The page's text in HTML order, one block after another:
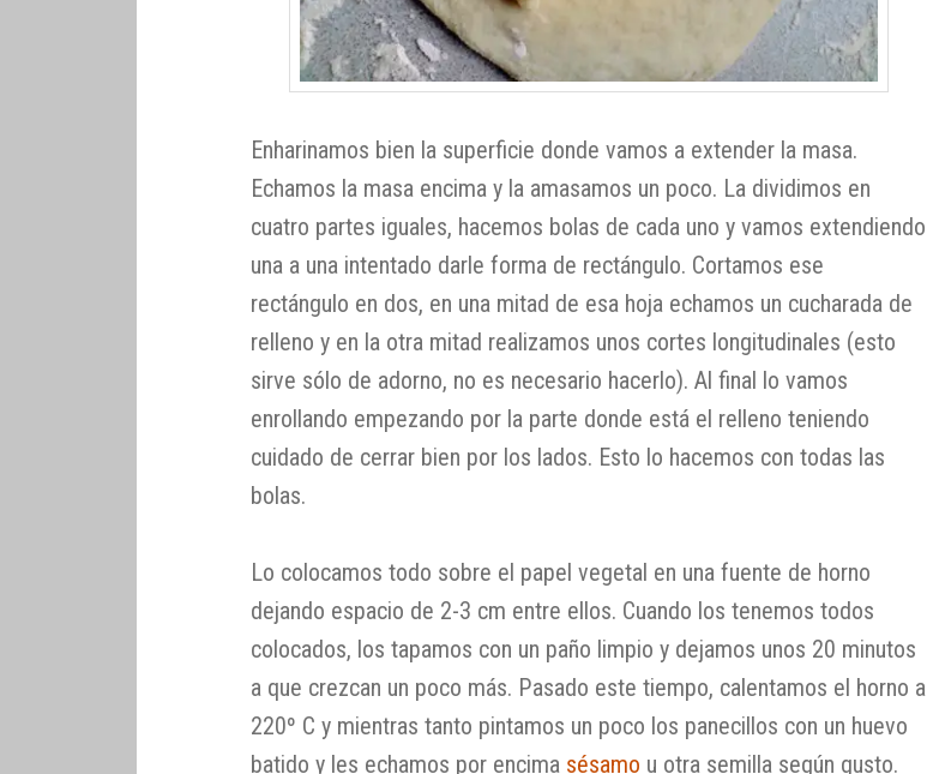
Enharinamos bien la superficie donde vamos a extender la masa.
Echamos la masa encima y la amasamos un poco. La dividimos en
cuatro partes iguales, hacemos bolas de cada uno y vamos extendiendo
una a una intentado darle forma de rectángulo. Cortamos ese
rectángulo en dos, en una mitad de esa hoja echamos un cucharada de
relleno y en la otra mitad realizamos unos cortes longitudinales (esto
sirve sólo de adorno, no es necesario hacerlo). Al final lo vamos
enrollando empezando por la parte donde está el relleno teniendo
cuidado de cerrar bien por los lados. Esto lo hacemos con todas las
bolas.
Lo colocamos todo sobre el papel vegetal en una fuente de horno
dejando espacio de 2-3 cm entre ellos. Cuando los tenemos todos
colocados, los tapamos con un paño limpio y dejamos unos 20 minutos
a que crezcan un poco más. Pasado este tiempo, calentamos el horno a
220º C y mientras tanto pintamos un poco los panecillos con un huevo
batido y les echamos por encima sésamo u otra semilla según gusto.